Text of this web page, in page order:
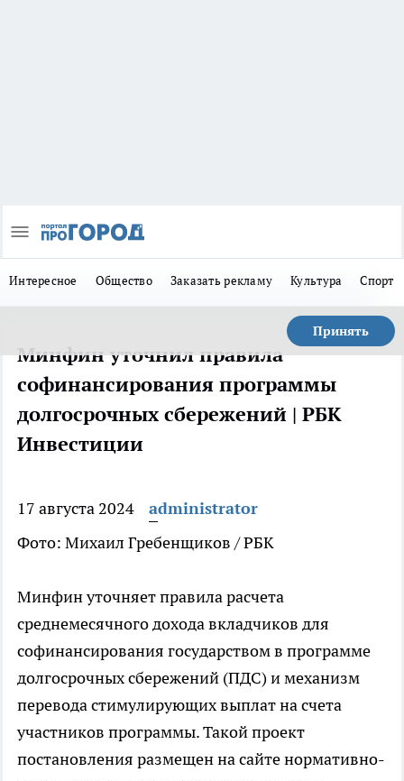
Интересное Общество Заказать рекламу Культура Спорт
Принять
Минфин уточнил правила
софинансирования программы
долгосрочных сбережений | РБК
Инвестиции
17 августа 2024
administrator
Фото: Михаил Гребенщиков / РБК
Минфин уточняет правила расчета
среднемесячного дохода вкладчиков для
софинансирования государством в программе
долгосрочных сбережений (ПДС) и механизм
перевода стимулирующих выплат на счета
участников программы. Такой проект
постановления размещен на сайте нормативно-